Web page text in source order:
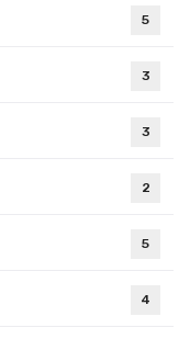
5
3
3
2
5
4